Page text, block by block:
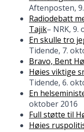
Aftenposten,
Radiodebatt
Tajik– NRK, 9.
En skulle tro
Tidende, 7.
Bravo, Bent
Høies viktige
Tidende, 6.
En
oktober 2016
Full støtte til
Høies